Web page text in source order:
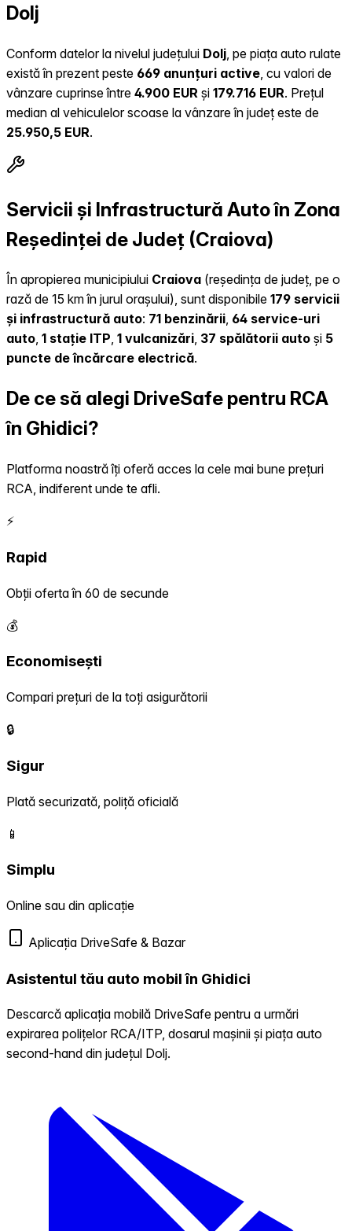
Dolj
Conform datelor la nivelul județului Dolj , pe piața auto rulate
există în prezent peste 669 anunțuri active , cu valori de
vânzare cuprinse între 4.900 EUR și 179.716 EUR. Prețul
median al vehiculelor scoase la vânzare în județ este de
25.950,5 EUR.
Servicii și Infrastructură Auto în Zona
Reședinței de Județ (Craiova)
În apropierea municipiului Craiova (reședința de județ, pe o
rază de 15 km în jurul orașului), sunt disponibile 179 servicii
și infrastructură auto: 71 benzinării, 64 service-uri
auto, 1 stație ITP, 1 vulcanizări, 37 spălătorii auto și 5
puncte de încărcare electrică.
De ce să alegi DriveSafe pentru RCA
în Ghidici?
Platforma noastră îți oferă acces la cele mai bune prețuri
RCA, indiferent unde te afli.
⚡
Rapid
Obții oferta în 60 de secunde
💰
Economisești
Compari prețuri de la toți asigurătorii
🔒
Sigur
Plată securizată, poliță oficială
📱
Simplu
Online sau din aplicație
Aplicația DriveSafe & Bazar
Asistentul tău auto mobil în Ghidici
Descarcă aplicația mobilă DriveSafe pentru a urmări
expirarea polițelor RCA/ITP, dosarul mașinii și piața auto
second-hand din județul Dolj.